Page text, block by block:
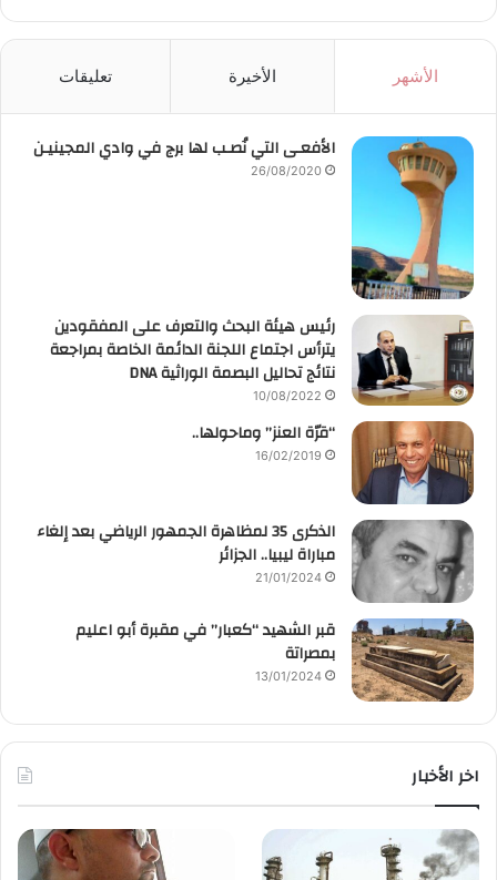
الأشهر الأخيرة تعليقات
الأفعـى التي نُصـب لها برج في وادي المجينيـن
26/08/2020
رئيس هيئة البحث والتعرف على المفقودين
يترأس اجتماع اللجنة الدائمة الخاصة بمراجعة
نتائج تحاليل البصمة الوراثية DNA
10/08/2022
“قرّة العنز” وماحولها..
16/02/2019
الذكرى 35 لمظاهرة الجمهور الرياضي بعد إلغاء
مباراة ليبيا.. الجزائر
21/01/2024
قبر الشهيد “كعبار” في مقبرة أبو اعليم
بمصراتة
13/01/2024
اخر الأخبار